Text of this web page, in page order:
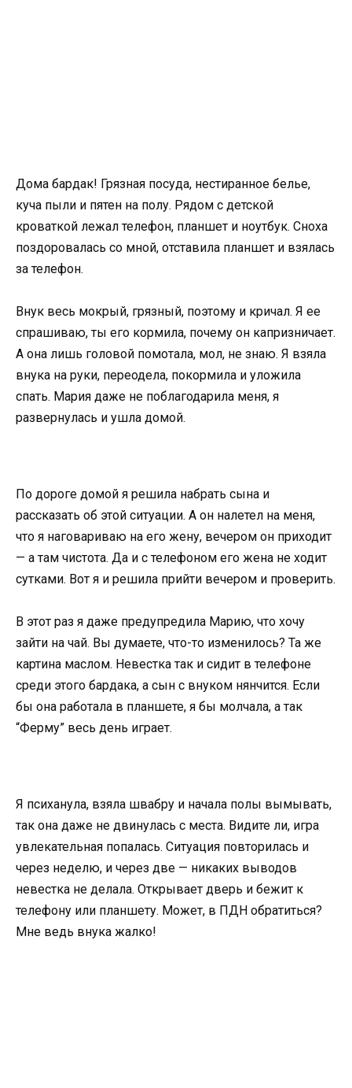
Дома бардак! Грязная посуда, нестиранное белье,
куча пыли и пятен на полу. Рядом с детской
кроваткой лежал телефон, планшет и ноутбук. Сноха
поздоровалась со мной, отставила планшет и взялась
за телефон.
Внук весь мокрый, грязный, поэтому и кричал. Я ее
спрашиваю, ты его кормила, почему он капризничает.
А она лишь головой помотала, мол, не знаю. Я взяла
внука на руки, переодела, покормила и уложила
спать. Мария даже не поблагодарила меня, я
развернулась и ушла домой.
По дороге домой я решила набрать сына и
рассказать об этой ситуации. А он налетел на меня,
что я наговариваю на его жену, вечером он приходит
— а там чистота. Да и с телефоном его жена не ходит
сутками. Вот я и решила прийти вечером и проверить.
В этот раз я даже предупредила Марию, что хочу
зайти на чай. Вы думаете, что-то изменилось? Та же
картина маслом. Невестка так и сидит в телефоне
среди этого бардака, а сын с внуком нянчится. Если
бы она работала в планшете, я бы молчала, а так
“Ферму” весь день играет.
Я психанула, взяла швабру и начала полы вымывать,
так она даже не двинулась с места. Видите ли, игра
увлекательная попалась. Ситуация повторилась и
через неделю, и через две — никаких выводов
невестка не делала. Открывает дверь и бежит к
телефону или планшету. Может, в ПДН обратиться?
Мне ведь внука жалко!